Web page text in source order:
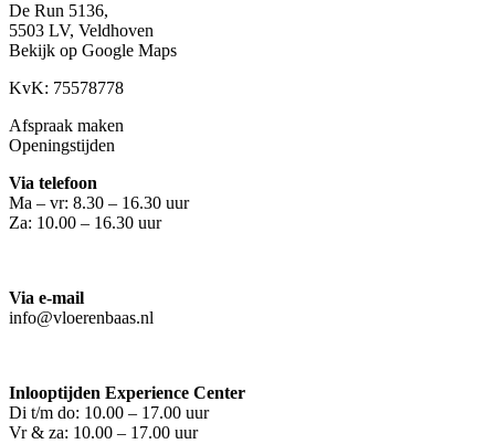
De Run 5136,
5503 LV, Veldhoven
Bekijk op Google Maps
KvK: 75578778
Afspraak maken
Openingstijden
Via telefoon
Ma – vr: 8.30 – 16.30 uur
Za: 10.00 – 16.30 uur
Via e-mail
info@vloerenbaas.nl
Inlooptijden Experience Center
Di t/m do: 10.00 – 17.00 uur
Vr & za: 10.00 – 17.00 uur